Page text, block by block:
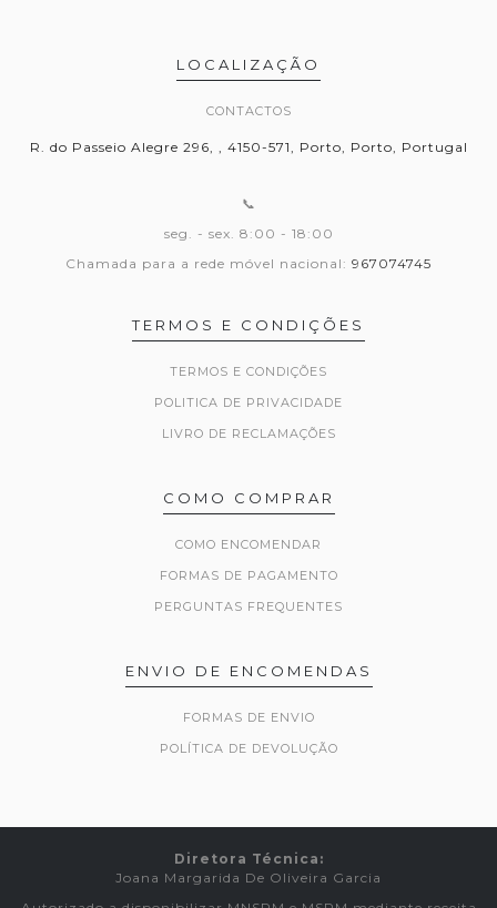
LOCALIZAÇÃO
CONTACTOS
R. do Passeio Alegre 296, , 4150-571, Porto, Porto, Portugal
📞
seg. - sex. 8:00 - 18:00
Chamada para a rede móvel nacional: 967074745
TERMOS E CONDIÇÕES
TERMOS E CONDIÇÕES
POLITICA DE PRIVACIDADE
LIVRO DE RECLAMAÇÕES
COMO COMPRAR
COMO ENCOMENDAR
FORMAS DE PAGAMENTO
PERGUNTAS FREQUENTES
ENVIO DE ENCOMENDAS
FORMAS DE ENVIO
POLÍTICA DE DEVOLUÇÃO
Diretora Técnica:
Joana Margarida De Oliveira Garcia